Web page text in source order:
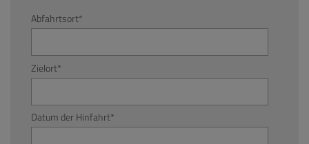
Abfahrtsort*
Zielort*
Datum der Hinfahrt*